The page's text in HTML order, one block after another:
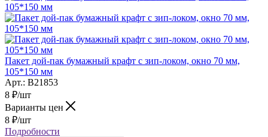
Пакет дой-пак бумажный крафт с зип-локом, окно 70 мм,
105*150 мм
Арт.: B21853
8 ₽/шт
Варианты цен
8 ₽/шт
Подробности